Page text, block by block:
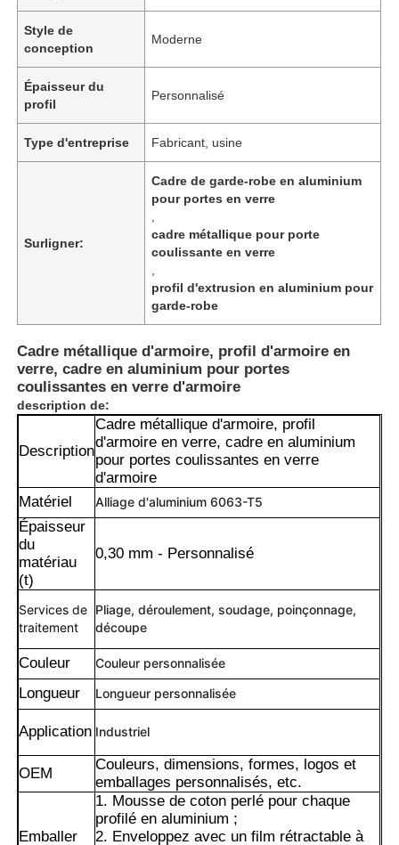
Maison
Produits
À propos de nous
Style de
conception
Moderne
Épaisseur du
profil
Personnalisé
Type d'entreprise Fabricant, usine
Surligner:
Cadre de garde-robe en aluminium
pour portes en verre
cadre métallique pour porte
coulissante en verre
profil d'extrusion en aluminium pour
garde-robe
Cadre métallique d'armoire, profil d'armoire en
verre, cadre en aluminium pour portes
coulissantes en verre d'armoire
description de:
Description
Cadre métallique d'armoire, profil
d'armoire en verre, cadre en aluminium
pour portes coulissantes en verre
d'armoire
Matériel
Alliage d'aluminium 6063-T5
Épaisseur
du
matériau
(t)
0,30 mm - Personnalisé
Services de
traitement
Pliage, déroulement, soudage, poinçonnage,
découpe
Couleur Couleur personnalisée
Longueur Longueur personnalisée
Application Industriel
OEM
Couleurs, dimensions, formes, logos et
emballages personnalisés, etc.
Emballer
1. Mousse de coton perlé pour chaque
profilé en aluminium ;
2. Enveloppez avec un film rétractable à